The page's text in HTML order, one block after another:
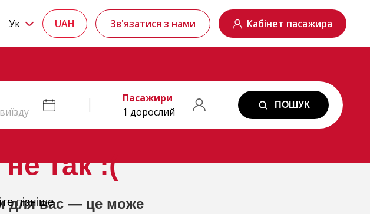
так :(
пізніше
Ук UAH Зв'язатися з нами Кабінет пасажира
Пасажири
1 дорослий
ПОШУК
для вас — це може